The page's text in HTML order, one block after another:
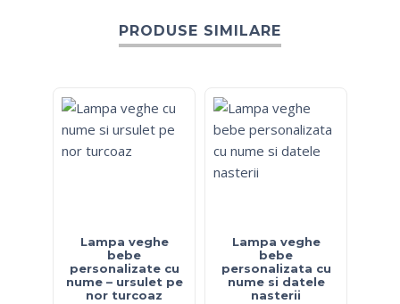
PRODUSE SIMILARE
Lampa veghe
bebe
personalizate cu
nume – ursulet pe
nor turcoaz
Lampa veghe
bebe
personalizata cu
nume si datele
nasterii